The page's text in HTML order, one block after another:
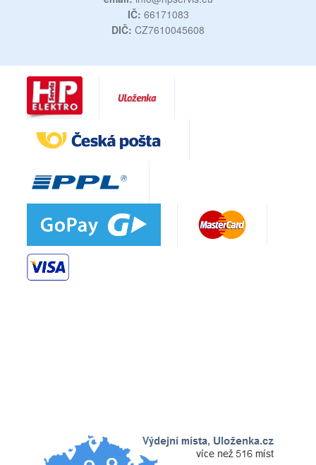
IČ: 66171083
DIČ: CZ7610045608